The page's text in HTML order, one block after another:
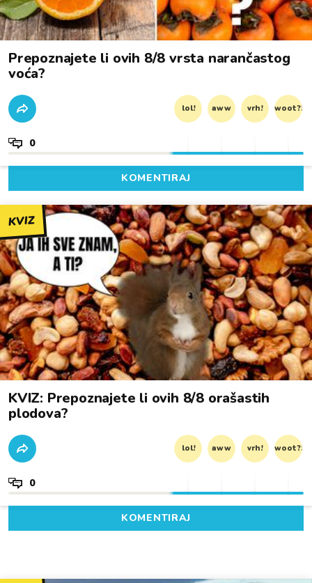
Prepoznajete li ovih 8/8 vrsta narančastog
voća?
lol! aww vrh! woot?!
0
KOMENTIRAJ
KVIZ
KVIZ: Prepoznajete li ovih 8/8 orašastih
plodova?
lol! aww vrh! woot?!
0
KOMENTIRAJ